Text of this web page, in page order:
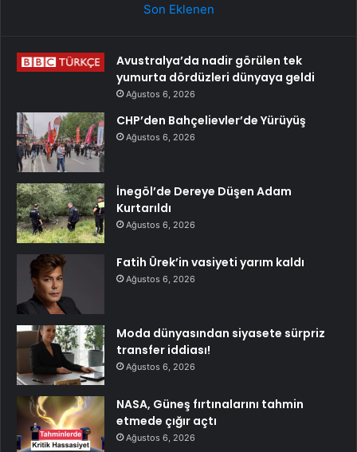
Son Eklenen
Avustralya’da nadir görülen tek
yumurta dördüzleri dünyaya geldi
Ağustos 6, 2026
CHP’den Bahçelievler’de Yürüyüş
Ağustos 6, 2026
İnegöl’de Dereye Düşen Adam
Kurtarıldı
Ağustos 6, 2026
Fatih Ürek’in vasiyeti yarım kaldı
Ağustos 6, 2026
Moda dünyasından siyasete sürpriz
transfer iddiası!
Ağustos 6, 2026
NASA, Güneş fırtınalarını tahmin
etmede çığır açtı
Ağustos 6, 2026